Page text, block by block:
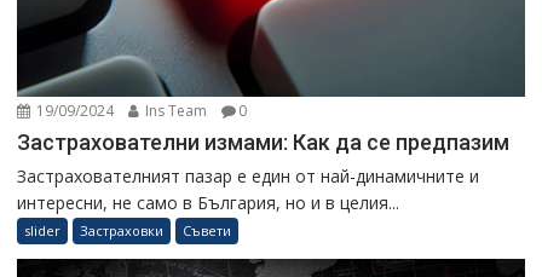
19/09/2024 Ins Team 0
Застрахователни измами: Как да се предпазим
Застрахователният пазар е един от най-динамичните и
интересни, не само в България, но и в целия...
slider Застраховки Съвети